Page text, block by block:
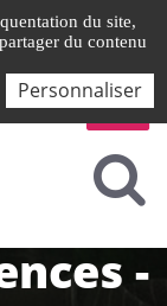
-
du site,
du contenu
Personnaliser